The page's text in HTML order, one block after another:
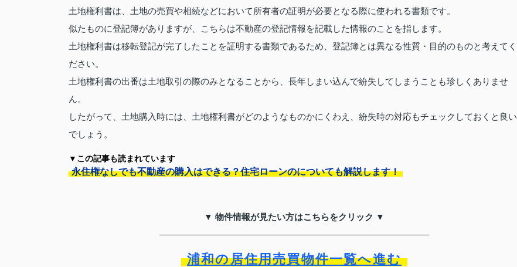
土地権利書は、土地の売買や相続などにおいて所有者の証明が必要となる際に使われる書類です。
似たものに登記簿がありますが、こちらは不動産の登記情報を記載した情報のことを指します。
土地権利書は移転登記が完了したことを証明する書類であるため、登記簿とは異なる性質・目的のものと考えてく
ださい。
土地権利書の出番は土地取引の際のみとなることから、長年しまい込んで紛失してしまうことも珍しくありませ
ん。
したがって、土地購入時には、土地権利書がどのようなものかにくわえ、紛失時の対応もチェックしておくと良い
でしょう。
▼この記事も読まれています
永住権なしでも不動産の購入はできる？住宅ローンのについても解説します！
▼ 物件情報が見たい方はこちらをクリック ▼
浦和の居住用売買物件一覧へ進む